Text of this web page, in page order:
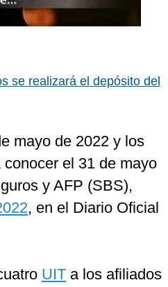
se realizará el depósito del
mayo de 2022 y los
el 31 de mayo
y AFP (SBS),
, en el Diario Oficial
UIT a los afiliados